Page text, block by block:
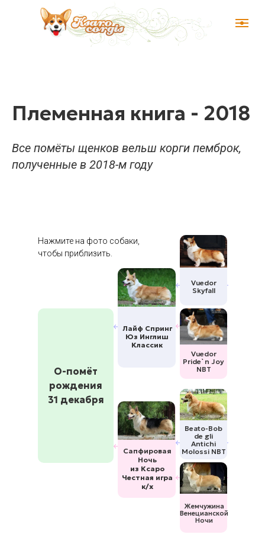
Племенная книга - 2018
Все помёты щенков вельш корги пемброк,
полученные в 2018-м году
Лайф Спринг
Юз Инглиш
Классик
Сапфировая
Ночь
из Ксаро
Честная игра
к/х
Жемчужина
Венецианской
Ночи
Beato-Bob
de gli
Antichi
Molossi NBT
Vuedor
Pride`n Joy
NBT
Vuedor
Skyfall
О-помёт
рождения
31 декабря
Нажмите на фото собаки,
чтобы приблизить.